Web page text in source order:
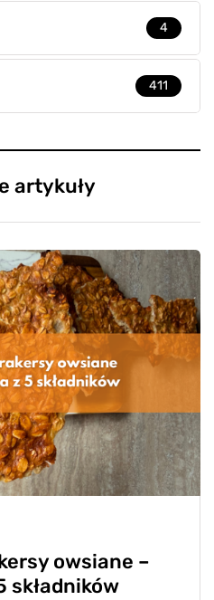
4
411
artykuły
owsiane –
składników